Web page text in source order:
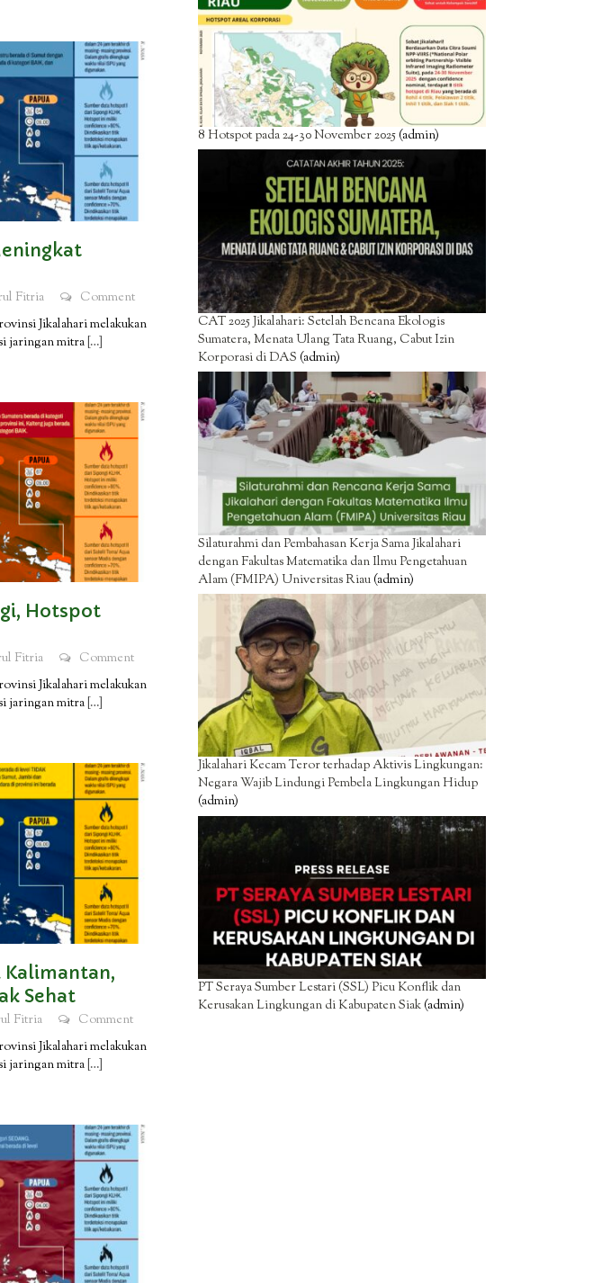
Fitria
Comment
Jikalahari melakukan
jaringan mitra […]
Hotspot
Fitria
Comment
Jikalahari melakukan
jaringan mitra […]
Sehat
Fitria
Comment
Jikalahari melakukan
jaringan mitra […]
8 Hotspot pada 24-30 November 2025(admin)
CAT 2025 Jikalahari: Setelah Bencana Ekologis
Sumatera, Menata Ulang Tata Ruang, Cabut Izin
Korporasi di DAS (admin)
Silaturahmi dan Pembahasan Kerja Sama Jikalahari
dengan Fakultas Matematika dan Ilmu Pengetahuan
Alam (FMIPA) Universitas Riau(admin)
Jikalahari Kecam Teror terhadap Aktivis Lingkungan:
Negara Wajib Lindungi Pembela Lingkungan Hidup
(admin)
PT Seraya Sumber Lestari (SSL) Picu Konflik dan
Kerusakan Lingkungan di Kabupaten Siak(admin)